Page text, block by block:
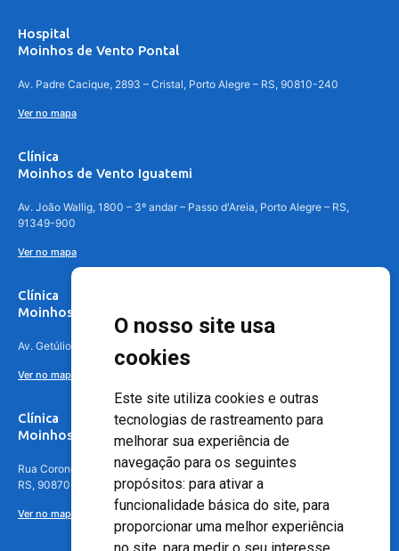
O nosso site usa
cookies
Este site utiliza cookies e outras
tecnologias de rastreamento para
melhorar sua experiência de
navegação para os seguintes
propósitos: para ativar a
funcionalidade básica do site, para
proporcionar uma melhor experiência
Hospital
Moinhos de Vento Pontal
Av. Padre Cacique, 2893 – Cristal, Porto Alegre – RS, 90810-240
Ver no mapa
Clínica
Moinhos de Vento Iguatemi
Av. João Wallig, 1800 – 3º andar – Passo d'Areia, Porto Alegre – RS,
91349-900
Ver no mapa
Clínica
Moinhos de Vento Canoas
Av. Getúlio Vargas, 4841 – Centro, Canoas – RS, 92010-010
Ver no mapa
Clínica
Moinhos de Vento - Teresópolis
Rua Coronel Aparício Borges, 250 - 3º andar - Teresópolis, Porto Alegre -
RS, 90870-016
Ver no mapa